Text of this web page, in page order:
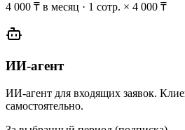
4 000 ₸ в месяц · 1 сотр. × 4 000 ₸
ИИ-агент
ИИ-агент для входящих заявок.
самостоятельно.